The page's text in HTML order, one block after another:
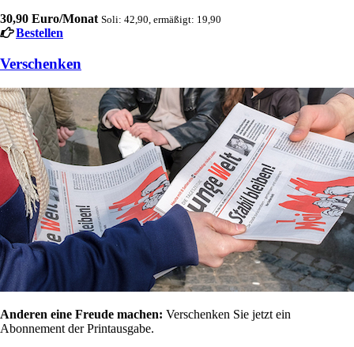
30,90 Euro/Monat Soli: 42,90, ermäßigt: 19,90
Bestellen
Verschenken
Anderen eine Freude machen: Verschenken Sie jetzt ein
Abonnement der Printausgabe.